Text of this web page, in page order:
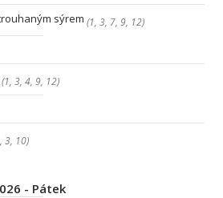
sýrem (1, 3, 7, 9, 12)
(1, 3, 4, 9, 12)
, 3, 10)
- Pátek